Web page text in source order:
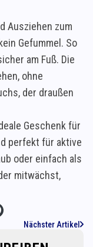
Ausziehen zum
Gefummel. So
am Fuß. Die
ohne
der draußen
Geschenk für
perfekt für aktive
oder einfach als
mitwächst,
Nächster Artikel